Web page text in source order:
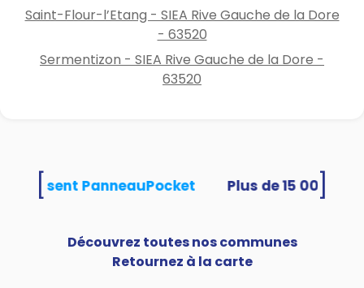
Saint-Flour-l’Etang - SIEA Rive Gauche de la Dore
- 63520
Sermentizon - SIEA Rive Gauche de la Dore -
63520
utilisent PanneauPocket
Découvrez toutes nos communes
Retournez à la carte